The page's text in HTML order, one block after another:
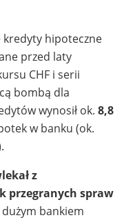
kredyty hipoteczne
przed laty
CHF i serii
bombą dla
wynosił ok. 8,8
w banku (ok.
z
przegranych spraw
dużym bankiem